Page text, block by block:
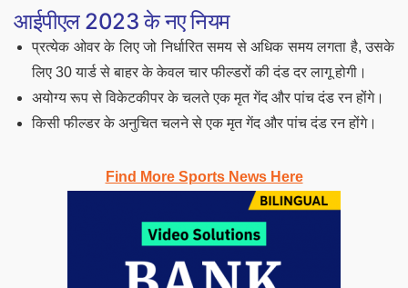
आईपीएल 2023 के नए नियम
प्रत्येक ओवर के लिए जो निर्धारित समय से अधिक समय लगता है, उसके
लिए 30 यार्ड से बाहर के केवल चार फील्डरों की दंड दर लागू होगी।
अयोग्य रूप से विकेटकीपर के चलते एक मृत गेंद और पांच दंड रन होंगे।
किसी फील्डर के अनुचित चलने से एक मृत गेंद और पांच दंड रन होंगे।
Find More Sports News Here